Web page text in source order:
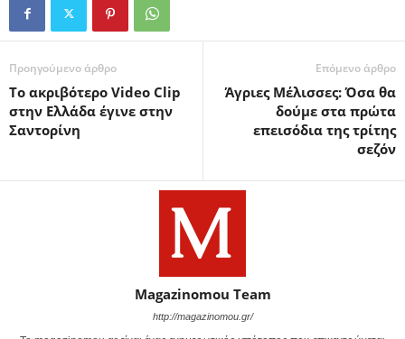
Προηγούμενο άρθρο
Το ακριβότερο Video Clip
στην Ελλάδα έγινε στην
Σαντορίνη
Επόμενο άρθρο
Άγριες Μέλισσες: Όσα θα
δούμε στα πρώτα
επεισόδια της τρίτης
σεζόν
Magazinomou Team
http://magazinomou.gr/